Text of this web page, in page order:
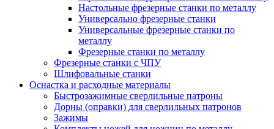
Настольные фрезерные станки по металлу
Универсально фрезерные станки
Универсальные фрезерные станки по
металлу
Фрезерные станки по металлу
Фрезерные станки с ЧПУ
Шлифовальные станки
Оснастка и расходные материалы
Быстрозажимные сверлильные патроны
Дорны (оправки) для сверлильных патронов
Зажимы